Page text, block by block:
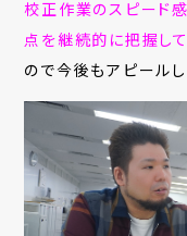
校正作業のスピード
点を継続的に把握し
ので今後もアピールし